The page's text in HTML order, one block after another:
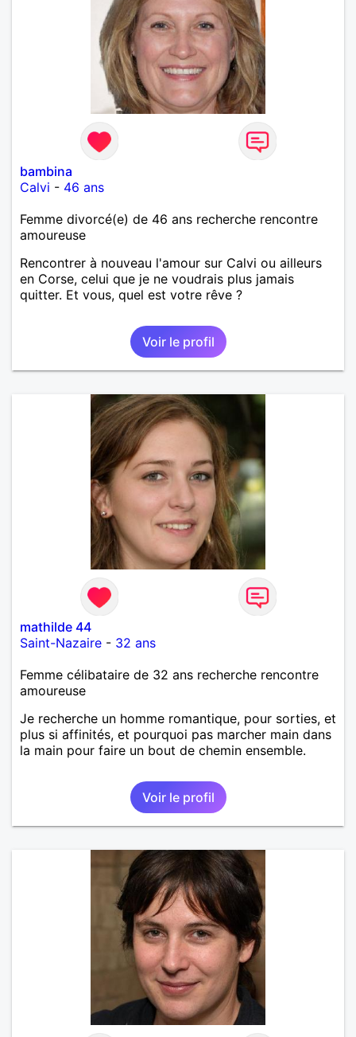
bambina
Calvi - 46 ans
Femme divorcé(e) de 46 ans recherche rencontre
amoureuse
Rencontrer à nouveau l'amour sur Calvi ou ailleurs
en Corse, celui que je ne voudrais plus jamais
quitter. Et vous, quel est votre rêve ?
Voir le profil
mathilde 44
Saint-Nazaire - 32 ans
Femme célibataire de 32 ans recherche rencontre
amoureuse
Je recherche un homme romantique, pour sorties, et
plus si affinités, et pourquoi pas marcher main dans
la main pour faire un bout de chemin ensemble.
Voir le profil